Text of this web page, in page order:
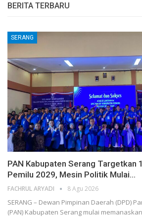
BERITA TERBARU
SERANG
PAN Kabupaten Serang Targetkan
Pemilu 2029, Mesin Politik Mulai…
FACHRUL ARYADI 8 Agu 2026
SERANG – Dewan Pimpinan Daerah (DPD)
(PAN) Kabupaten Serang mulai